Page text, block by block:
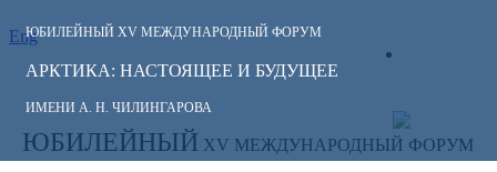
ЮБИЛЕЙНЫЙ XV МЕЖДУНАРОДНЫЙ ФОРУМ
АРКТИКА: НАСТОЯЩЕЕ И БУДУЩЕЕ
ИМЕНИ А. Н. ЧИЛИНГАРОВА
Eng
СЛЕДИТЕ ЗА
НОВОСТЯМИ
ФОРУМА:
ЮБИЛЕЙНЫЙ XV МЕЖДУНАРОДНЫЙ ФОРУМ